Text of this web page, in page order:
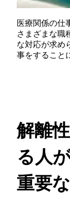
医療関係の仕
さまざまな職
な対応が求め
事をすること
解離
る人
重要